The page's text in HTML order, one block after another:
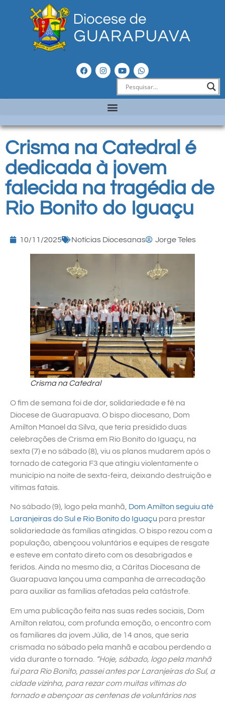
Crisma na Catedral é
dedicada à jovem
falecida na tragédia de
Rio Bonito do Iguaçu
10/11/2025 Notícias Diocesanas Jorge Teles
Crisma na Catedral
O fim de semana foi de dor, solidariedade e fé na
Diocese de Guarapuava. O bispo diocesano, Dom
Amilton Manoel da Silva, que teria presidido duas
celebrações de Crisma em Rio Bonito do Iguaçu, na
sexta (7) e no sábado (8), viu os planos mudarem após o
tornado de categoria F3 que atingiu violentamente o
município na noite de sexta-feira, deixando destruição e
vítimas fatais.
No sábado (9), logo pela manhã, Dom Amilton seguiu até
Laranjeiras do Sul e Rio Bonito do Iguaçu para prestar
solidariedade às famílias atingidas. O bispo rezou com a
população, abençoou voluntários e equipes de resgate
e esteve em contato direto com os desabrigados e
feridos. Ainda no mesmo dia, a Cáritas Diocesana de
Guarapuava lançou uma campanha de arrecadação
para auxiliar as famílias afetadas pela catástrofe.
Em uma publicação feita nas suas redes sociais, Dom
Amilton relatou, com profunda emoção, o encontro com
os familiares da jovem Júlia, de 14 anos, que seria
crismada no sábado pela manhã e acabou perdendo a
vida durante o tornado. “Hoje, sábado, logo pela manhã
fui para Rio Bonito, passei antes por Laranjeiras do Sul, a
cidade vizinha, para rezar com muitas vítimas do
tornado e abençoar as centenas de voluntários nos